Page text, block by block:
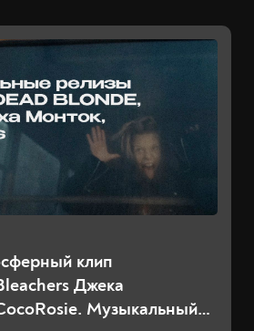
клип
Джека
Музыкальный